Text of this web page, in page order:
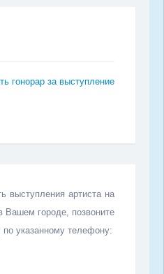
гонорар за выступление
выступления артиста на
Вашем городе, позвоните
по указанному телефону: